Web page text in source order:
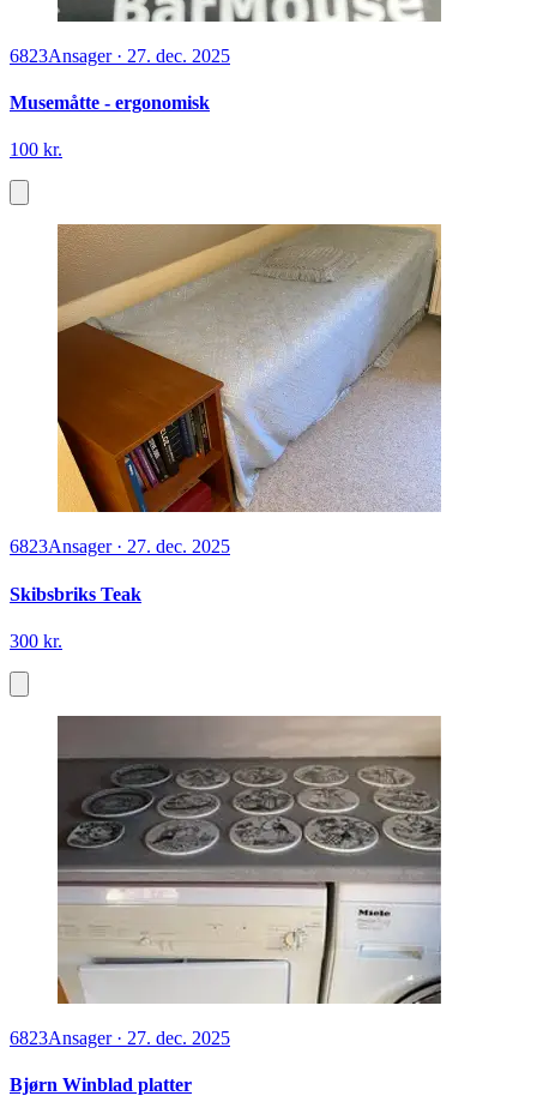
6823Ansager· 27. dec. 2025
Musemåtte - ergonomisk
100 kr.
6823Ansager· 27. dec. 2025
Skibsbriks Teak
300 kr.
6823Ansager· 27. dec. 2025
Bjørn Winblad platter